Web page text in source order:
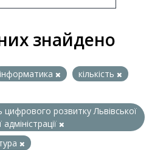
знайдено
інформатика
кількість
цифрового розвитку Львівської